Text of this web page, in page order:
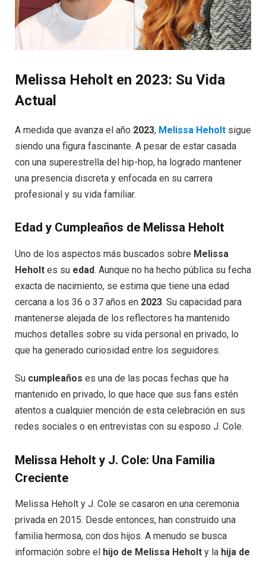
Melissa Heholt en 2023: Su Vida
Actual
A medida que avanza el año 2023, Melissa Heholt sigue
siendo una figura fascinante. A pesar de estar casada
con una superestrella del hip-hop, ha logrado mantener
una presencia discreta y enfocada en su carrera
profesional y su vida familiar.
Edad y Cumpleaños de Melissa Heholt
Uno de los aspectos más buscados sobre Melissa
Heholt es su edad. Aunque no ha hecho pública su fecha
exacta de nacimiento, se estima que tiene una edad
cercana a los 36 o 37 años en 2023. Su capacidad para
mantenerse alejada de los reflectores ha mantenido
muchos detalles sobre su vida personal en privado, lo
que ha generado curiosidad entre los seguidores.
Su cumpleaños es una de las pocas fechas que ha
mantenido en privado, lo que hace que sus fans estén
atentos a cualquier mención de esta celebración en sus
redes sociales o en entrevistas con su esposo J. Cole.
Melissa Heholt y J. Cole: Una Familia
Creciente
Melissa Heholt y J. Cole se casaron en una ceremonia
privada en 2015. Desde entonces, han construido una
familia hermosa, con dos hijos. A menudo se busca
información sobre el
hijo de Melissa Heholt y la hija de